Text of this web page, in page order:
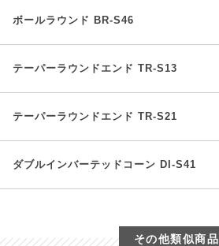
ボールラウンド BR-S46
テーパーラウンドエンド TR-S13
テーパーラウンドエンド TR-S21
ダブルインバーテッドコーン DI-S41
その他類似商品